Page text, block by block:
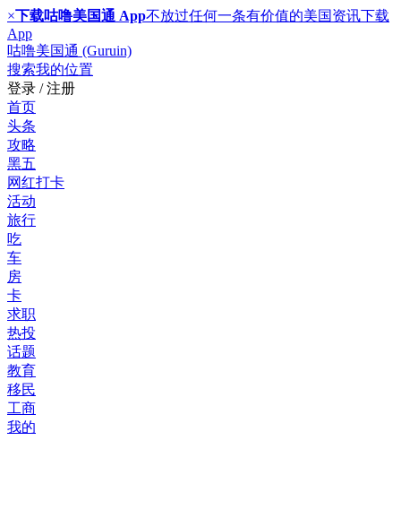
×下载咕噜美国通 App不放过任何一条有价值的美国资讯下载
App
咕噜美国通 (Guruin)
搜索我的位置
登录 / 注册
首页
头条
攻略
黑五
网红打卡
活动
旅行
吃
车
房
卡
求职
热投
话题
教育
移民
工商
我的